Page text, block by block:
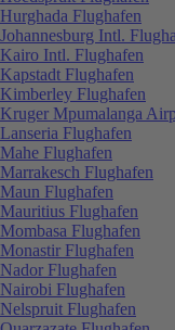
Hurghada Flughafen
Johannesburg Intl.
Kairo Intl. Flughafen
Kapstadt Flughafen
Kimberley Flughafen
Kruger Mpumalanga
Lanseria Flughafen
Mahe Flughafen
Marrakesch Flughafen
Maun Flughafen
Mauritius Flughafen
Mombasa Flughafen
Monastir Flughafen
Nador Flughafen
Nairobi Flughafen
Nelspruit Flughafen